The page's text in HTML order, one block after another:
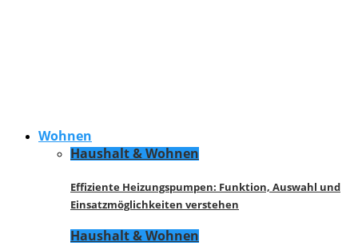
Wohnen
Haushalt & Wohnen
Effiziente Heizungspumpen: Funktion, Auswahl und
Einsatzmöglichkeiten verstehen
Haushalt & Wohnen